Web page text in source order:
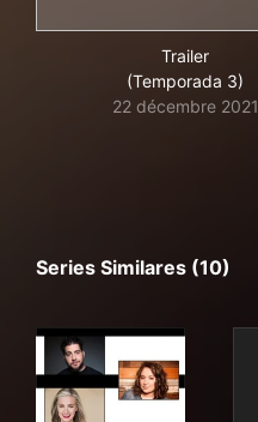
Trailer
(Temporada 3)
22 décembre 2021
Series Similares (10)